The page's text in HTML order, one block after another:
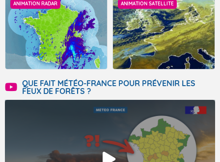
ANIMATION RADAR ANIMATION SATELLITE
QUE FAIT MÉTÉO-FRANCE POUR PRÉVENIR LES
FEUX DE FORÊTS ?